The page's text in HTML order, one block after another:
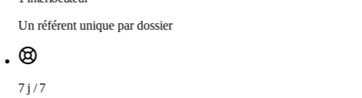
Un référent unique par dossier
7 j / 7